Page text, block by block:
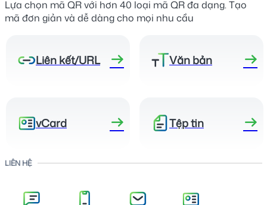
Lựa chọn mã QR với hơn 40 loại mã QR đa dạng. Tạo
mã đơn giản và dễ dàng cho mọi nhu cầu
Liên kết/URL Văn bản
vCard Tệp tin
LIÊN HỆ